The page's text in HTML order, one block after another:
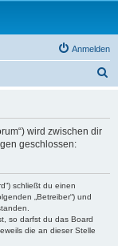
Anmelden
wird zwischen dir
geschlossen:
schließt du einen
„Betreiber“) und
so darfst du das Board
die an dieser Stelle